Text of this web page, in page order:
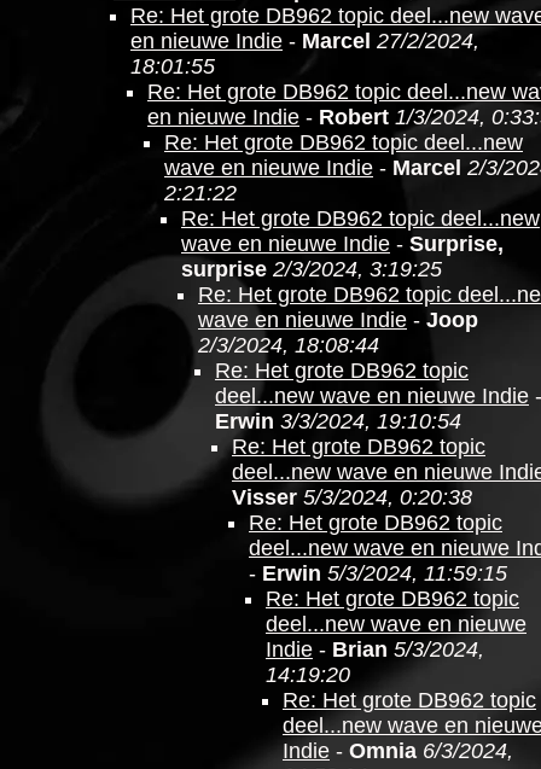
Re: Het grote DB962 topic deel...new
en nieuwe Indie - Marcel 27/2/2024,
18:01:55
Re: Het grote DB962 topic deel...new
en nieuwe Indie - Robert 1/3/2024,
Re: Het grote DB962 topic deel...new
wave en nieuwe Indie - Marcel 2/3/
2:21:22
Re: Het grote DB962 topic deel...new
wave en nieuwe Indie - Surprise,
surprise 2/3/2024, 3:19:25
Re: Het grote DB962 topic
wave en nieuwe Indie - Joop
2/3/2024, 18:08:44
Re: Het grote DB962 topic
deel...new wave en nieuwe Indie -
Erwin 3/3/2024, 19:10:54
Re: Het grote DB962 topic
deel...new wave en nieuwe
Visser 5/3/2024, 0:20:38
Re: Het grote DB962 topic
deel...new wave en nieuwe
- Erwin 5/3/2024, 11:59:15
Re: Het grote DB962 topic
deel...new wave en nieuwe
Indie - Brian 5/3/2024,
14:19:20
Re: Het grote DB962 topic
deel...new wave en
Indie - Omnia 6/3/2024,